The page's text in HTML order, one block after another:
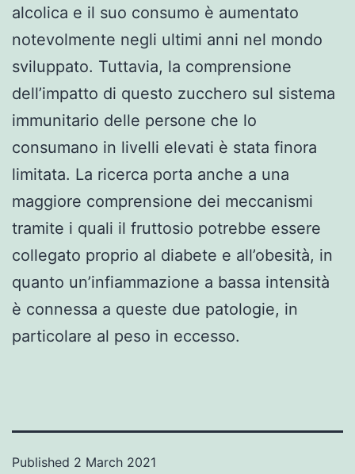
alcolica e il suo consumo è aumentato
notevolmente negli ultimi anni nel mondo
sviluppato. Tuttavia, la comprensione
dell’impatto di questo zucchero sul sistema
immunitario delle persone che lo
consumano in livelli elevati è stata finora
limitata. La ricerca porta anche a una
maggiore comprensione dei meccanismi
tramite i quali il fruttosio potrebbe essere
collegato proprio al diabete e all’obesità, in
quanto un’infiammazione a bassa intensità
è connessa a queste due patologie, in
particolare al peso in eccesso.
Published 2 March 2021